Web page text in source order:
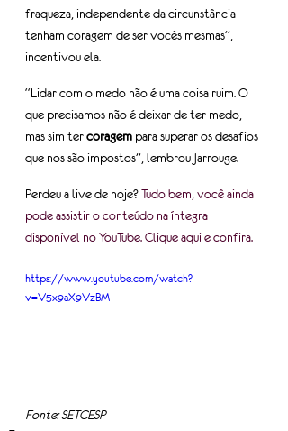
fraqueza, independente da circunstância
tenham coragem de ser vocês mesmas”,
incentivou ela.
“Lidar com o medo não é uma coisa ruim. O
que precisamos não é deixar de ter medo,
mas sim ter coragem para superar os desafios
que nos são impostos”, lembrou Jarrouge.
Perdeu a live de hoje? Tudo bem, você ainda
pode assistir o conteúdo na íntegra
disponível no YouTube. Clique aqui e confira.
https://www.youtube.com/watch?
v=V5x9aX9VzBM
Fonte: SETCESP